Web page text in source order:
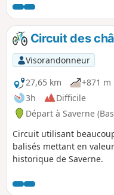
par les Rochers du
pour rejoindre la Grotte
Château de Greifenstein.
Circuit des
Visorandonneur
27,65 km
+871 m
3h
Difficile
Départ à Saverne
Circuit utilisant
balisés mettant en
historique de Saverne.